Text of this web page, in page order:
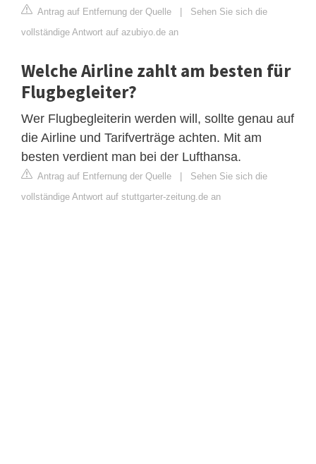
Antrag auf Entfernung der Quelle | Sehen Sie sich die
vollständige Antwort auf azubiyo.de an
Welche Airline zahlt am besten für
Flugbegleiter?
Wer Flugbegleiterin werden will, sollte genau auf
die Airline und Tarifverträge achten. Mit am
besten verdient man bei der Lufthansa.
Antrag auf Entfernung der Quelle | Sehen Sie sich die
vollständige Antwort auf stuttgarter-zeitung.de an